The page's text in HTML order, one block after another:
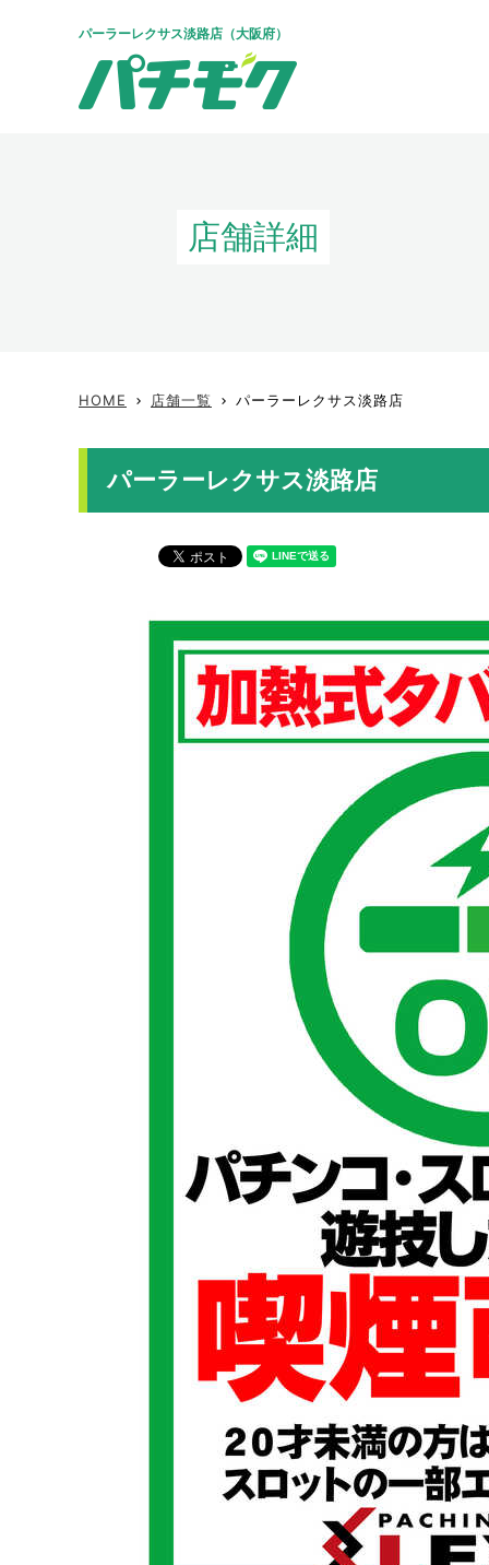
パーラーレクサス淡路店（大阪府）
店舗詳細
HOME keyboard_arrow_right 店舗一覧 keyboard_arrow_right パーラーレクサス淡路店
パーラーレクサス淡路店